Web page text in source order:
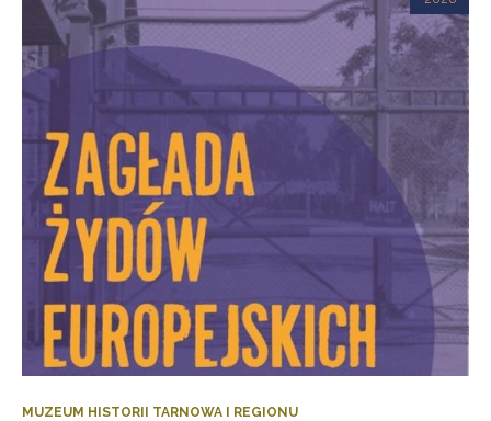
MUZEUM HISTORII TARNOWA I REGIONU